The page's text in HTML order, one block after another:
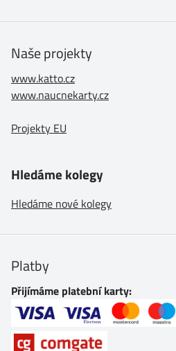
Naše projekty
www.katto.cz
www.naucnekarty.cz
Projekty EU
Hledáme kolegy
Hledáme nové kolegy
Platby
Přijímáme platební karty: